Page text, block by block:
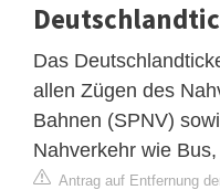
Das
allen Zügen des
Bahnen (SPNV)
Nahverkehr wie
Antrag auf Entfernung